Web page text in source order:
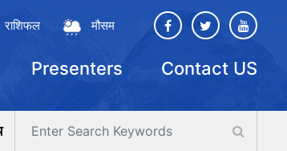
राशिफल मौसम
Presenters Contact US